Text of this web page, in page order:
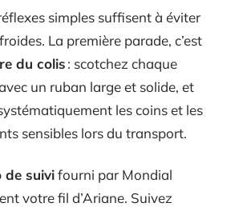
simples suffisent à éviter
La première parade, c’est
du colis: scotchez chaque
un ruban large et solide, et
les coins et les
sensibles lors du transport.
de suivifourni par Mondial
votre fil d’Ariane. Suivez